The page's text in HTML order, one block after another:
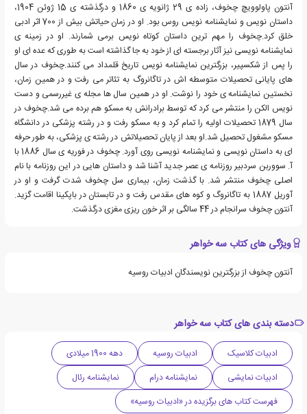
آنتون پاولوویچ چخوف، زاده ی 29 ژانویه ی 1860 و درگذشته ی 15 ژوئن 1904،
داستان نویس و نمایشنامه نویس روس بود. او در زمان حیاتش بیش از 700 اثر ادبی
خلق کرد.چخوف را مهم ترین داستان کوتاه نویس برمی شمارند. او در زمینه ی
نمایشنامه نویسی نیز آثار برجسته ای از خود به جا گذاشته است به طوری که عده ای او
را پس از شکسپیر، بزرگترین نمایشنامه نویس تاریخ قلمداد می کنند.چخوف در سال
های پایانی تحصیلات متوسطه اش در تاگانروگ به تئاتر می رفت و در همین زمان،
نخستین نمایشنامه ی خود را نوشت. او در همین سال ها مجله ی غیررسمی و دست
نویس الکن را منتشر می کرد که توسط برادرانش به مسکو هم برده می شد.چخوف در
سال 1879 تحصیلات اولیه را تمام کرد و به مسکو رفت و در رشته پزشکی در دانشگاه
مسکو مشغول تحصیل شد.او بعد از پایان تحصیلاتش در رشته ی پزشکی، به طور حرفه
ای به داستان نویسی و نمایشنامه نویسی روی آورد. چخوف در فوریه ی سال 1886 با
آ. سووربن سردبیر روزنامه ی عصر جدید آشنا شد و داستان هایی در این روزنامه با نام
اصلی چخوف منتشر شد. با گذشت زمان، بیماری سل چخوف شدت گرفت و او در
آوریل 1887 به تاگانروگ و کوه های مقدس رفت و در تابستان در باپکینا اقامت گزید.
آنتون چخوف سرانجام در 44 سالگی بر اثر خون ریزی مغزی درگذشت.
ویژگی های کتاب سه خواهر
آنتون چخوف از بزرگترین نویسندگان ادبیات روسیه
دسته بندی های کتاب سه خواهر
ادبیات کلاسیک ادبیات روسیه
دهه 1900 میلادی
ادبیات نمایشی
نمایشنامه درام
نمایشنامه رئال
فهرست کتاب های برگزیده در «ادبیات روسیه»